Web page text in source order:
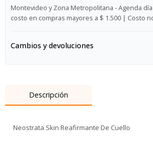
Montevideo y Zona Metropolitana - Agenda
costo en compras mayores a $ 1.500 | Costo
Cambios y devoluciones
Descripción
Neostrata Skin Reafirmante De Cuello